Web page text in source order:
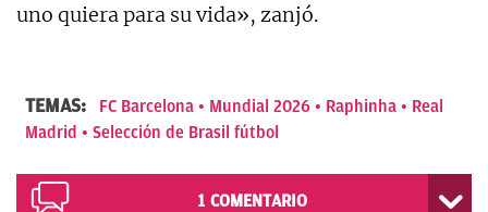
uno quiera para su vida», zanjó.
TEMAS: FC Barcelona Mundial 2026 Raphinha
Real
Madrid
Selección de Brasil fútbol
1 COMENTARIO